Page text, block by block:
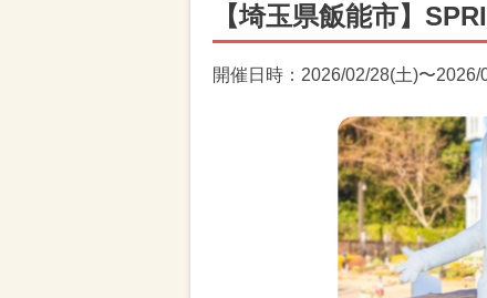
【埼玉県飯能市】
開催日時：2026/02/28(土)〜2026/